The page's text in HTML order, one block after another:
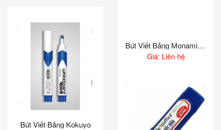
Bút Viết Bảng Kokuyo
Bút Viết Bảng Monami 220
Giá: Liên hệ